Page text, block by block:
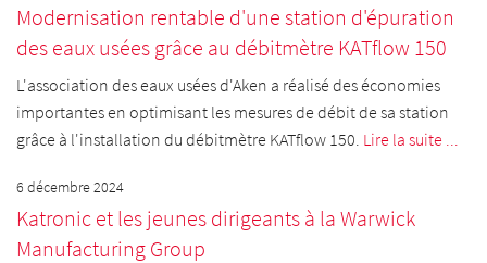
Modernisation rentable d'une station d'épuration
des eaux usées grâce au débitmètre KATflow 150
L'association des eaux usées d'Aken a réalisé des économies
importantes en optimisant les mesures de débit de sa station
grâce à l'installation du débitmètre KATflow 150. Lire la suite ...
6 décembre 2024
Katronic et les jeunes dirigeants à la Warwick
Manufacturing Group